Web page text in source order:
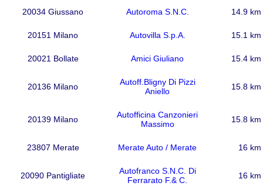
20034 Giussano Autoroma S.N.C. 14.9 km
20151 Milano Autovilla S.p.A. 15.1 km
20021 Bollate Amici Giuliano 15.4 km
20136 Milano
Autoff.Bligny Di Pizzi
Aniello
15.8 km
20139 Milano
Autofficina Canzonieri
Massimo
15.8 km
23807 Merate Merate Auto / Merate 16 km
20090 Pantigliate
Autofranco S.N.C. Di
Ferrarato F.& C.
16 km